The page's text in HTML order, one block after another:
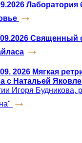
Лаборатория
→
Священный
→
2026 Мягкая
с Натальей
Игоря Будникова,
→